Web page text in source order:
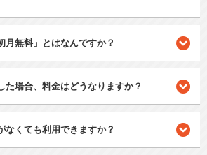
月無料」とはなんですか？
た場合、料金はどうなりますか？
なくても利用できますか？